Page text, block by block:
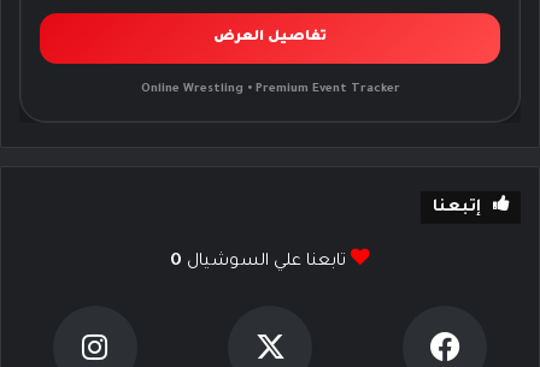
تفاصيل العرض
Online Wrestling • Premium Event Tracker
إتبعنا
تابعنا علي السوشيال 0